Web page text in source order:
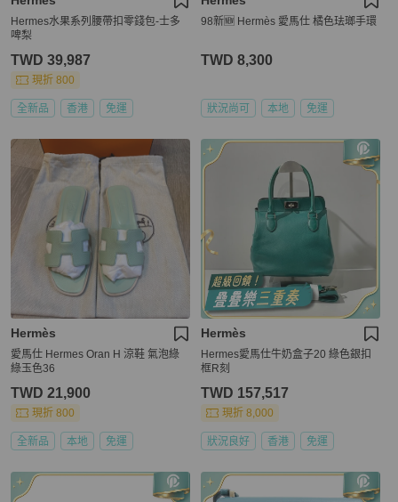
Hermes水果系列腰帶扣零錢包-士多
啤梨
TWD 39,987
現折 800
全新品 香港 免運
98新🆕 Hermès 愛馬仕 橘色珐瑯手環
TWD 8,300
狀況尚可 本地 免運
Hermès
愛馬仕 Hermes Oran H 涼鞋 氣泡綠
綠玉色36
TWD 21,900
現折 800
全新品 本地 免運
Hermès
Hermes愛馬仕牛奶盒子20 綠色銀扣
框R刻
TWD 157,517
現折 8,000
狀況良好 香港 免運